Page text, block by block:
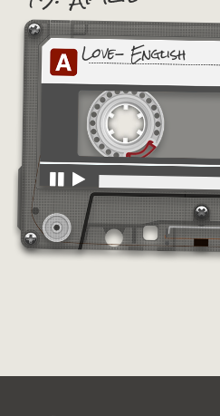
Love- English